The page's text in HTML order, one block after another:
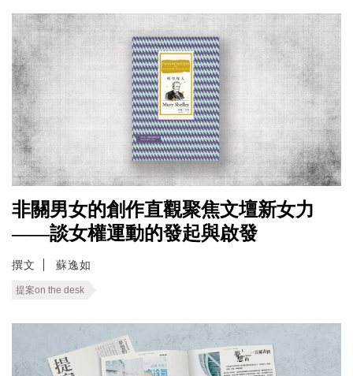
非關男女的創作直觀聚焦文壇新女力
——談女權運動的發起與啟發
撰文 蘇逸如
提案on the desk